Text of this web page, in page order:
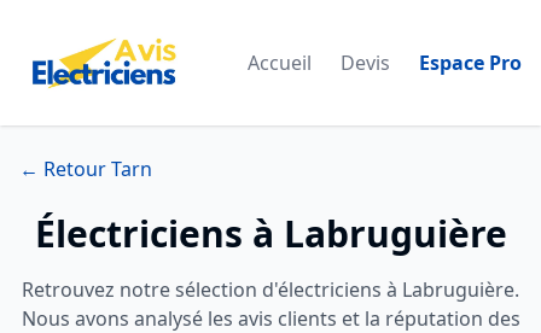
Accueil Devis Espace Pro
← Retour Tarn
Électriciens à Labruguière
Retrouvez notre sélection d'électriciens à Labruguière.
Nous avons analysé les avis clients et la réputation des